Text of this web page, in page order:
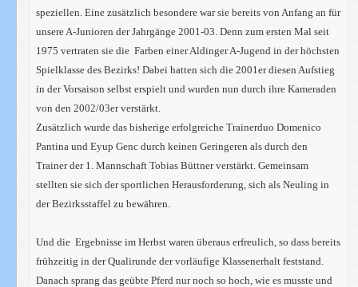
speziellen. Eine zusätzlich besondere war sie bereits von Anfang an für
unsere A-Junioren der Jahrgänge 2001-03. Denn zum ersten Mal seit
1975 vertraten sie die Farben einer Aldinger A-Jugend in der höchsten
Spielklasse des Bezirks! Dabei hatten sich die 2001er diesen Aufstieg
in der Vorsaison selbst erspielt und wurden nun durch ihre Kameraden
von den 2002/03er verstärkt.
Zusätzlich wurde das bisherige erfolgreiche Trainerduo Domenico
Pantina und Eyup Genc durch keinen Geringeren als durch den
Trainer der 1. Mannschaft Tobias Büttner verstärkt. Gemeinsam
stellten sie sich der sportlichen Herausforderung, sich als Neuling in
der Bezirksstaffel zu bewähren.
Und die Ergebnisse im Herbst waren überaus erfreulich, so dass bereits
frühzeitig in der Qualirunde der vorläufige Klassenerhalt feststand.
Danach sprang das geübte Pferd nur noch so hoch, wie es musste und